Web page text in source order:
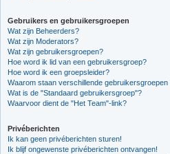
Gebruikers en gebruikersgroepen
Wat zijn Beheerders?
Wat zijn Moderators?
Wat zijn gebruikersgroepen?
Hoe word ik lid van een gebruikersgroep?
Hoe word ik een groepsleider?
Waarom staan verschillende
Wat is de "Standaard gebruikersgroep"?
Waarvoor dient de "Het Team"-link?
Privéberichten
Ik kan geen privéberichten sturen!
Ik blijf ongewenste privéberichten ontvangen!